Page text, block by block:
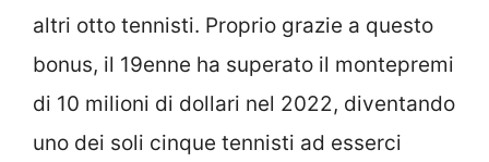
altri otto tennisti. Proprio grazie a questo
bonus, il 19enne ha superato il montepremi
di 10 milioni di dollari nel 2022, diventando
uno dei soli cinque tennisti ad esserci